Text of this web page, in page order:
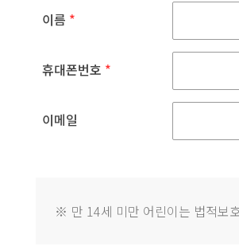
이름 *
휴대폰번호 *
이메일
※ 만 14세 미만 어린이는 법적보